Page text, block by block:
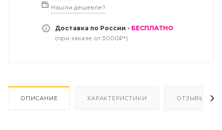
Нашли дешевле?
Доставка по России - БЕСПЛАТНО
(при заказе от 3000₽*)
ОПИСАНИЕ ХАРАКТЕРИСТИКИ ОТЗЫВЫ